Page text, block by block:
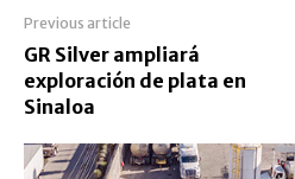
Previous article
GR Silver ampliará
exploración de plata en
Sinaloa